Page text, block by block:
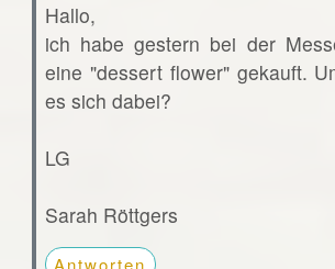
Hallo,
ich habe gestern bei der
eine "dessert flower" gekauft.
es sich dabei?
LG
Sarah Röttgers
Antworten